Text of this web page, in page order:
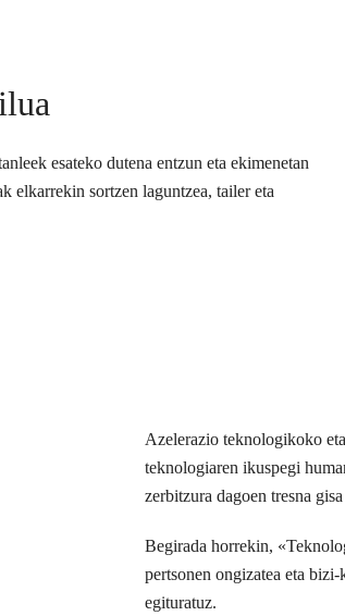
esateko dutena entzun eta ekimenetan
elkarrekin sortzen laguntzea, tailer eta
Azelerazio teknologikoko
teknologiaren ikuspegi
zerbitzura dagoen tresna
Begirada horrekin,
pertsonen ongizatea eta
egituratuz.